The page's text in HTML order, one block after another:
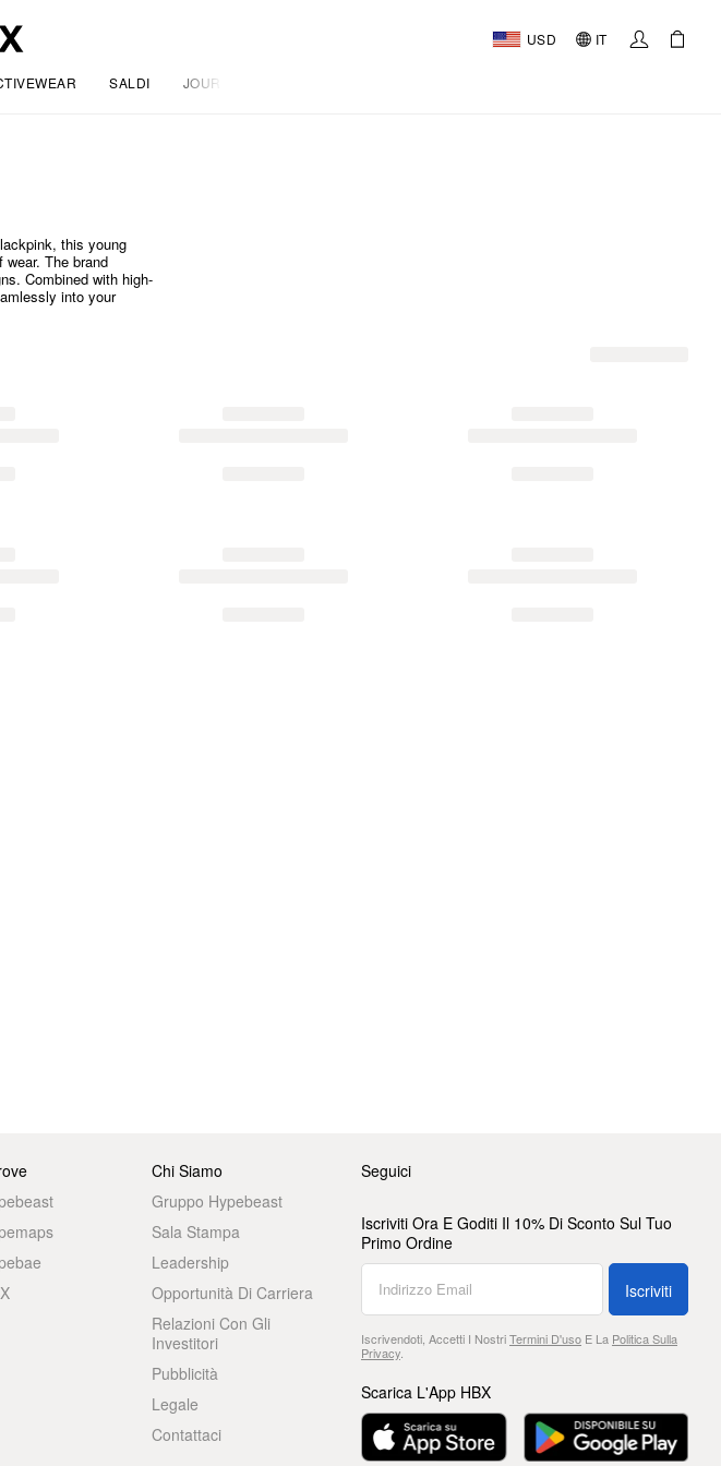
USD IT
SALDI JOURNAL
this young
The brand
Combined with high-
into your
Chi Siamo
Gruppo Hypebeast
Sala Stampa
Leadership
Opportunità Di Carriera
Relazioni Con Gli
Investitori
Pubblicità
Legale
Contattaci
Seguici
Iscriviti Ora E Goditi Il 10% Di Sconto Sul Tuo
Primo Ordine
Iscriviti
Iscrivendoti, Accetti I NostriTermini D'usoE La Politica Sulla
Privacy.
Scarica L'App HBX